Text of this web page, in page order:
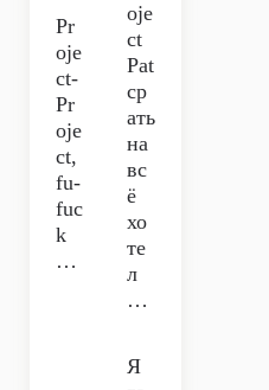
Pr
oje
ct-
Pr
oje
ct,
fu-
fuc
k
…
oje
ct
Pat
ср
ать
на
вс
ё
хо
те
л
…
Я